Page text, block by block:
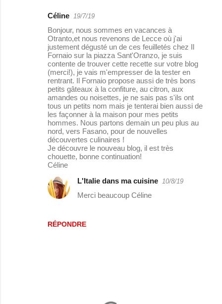
Céline 19/7/19
Bonjour, nous sommes en vacances à
Otranto,et nous revenons de Lecce où j'ai
justement dégusté un de ces feuilletés chez Il
Fornaio sur la piazza Sant'Oranzo, je suis
contente de trouver cette recette sur votre blog
(merci!), je vais m'empresser de la tester en
rentrant. Il Fornaio propose aussi de très bons
petits gâteaux à la confiture, au citron, aux
amandes ou noisettes, je ne sais pas s'ils ont
tous un petits nom mais je tenterai bien aussi de
les façonner à la maison pour mes petits
hommes. Nous partons demain un peu plus au
nord, vers Fasano, pour de nouvelles
découvertes culinaires !
Je découvre le nouveau blog, il est très
chouette, bonne continuation!
Céline
RÉPONDRE
L'Italie dans ma cuisine 10/8/19
Merci beaucoup Céline